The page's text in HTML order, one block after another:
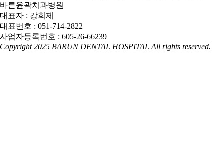
바른윤곽치과병원
대표자 : 강희제
대표번호 : 051-714-2822
사업자등록번호 : 605-26-66239
Copyright 2025 BARUN DENTAL HOSPITAL All rights reserved.